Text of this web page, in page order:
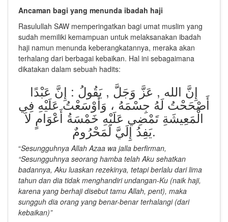
Ancaman bagi yang menunda ibadah haji
Rasulullah SAW memperingatkan bagi umat muslim yang
sudah memiliki kemampuan untuk melaksanakan ibadah
haji namun menunda keberangkatannya, meraka akan
terhalang dari berbagai kebaikan. Hal ini sebagaimana
dikatakan dalam sebuah hadits:
إِنَّ الله , عَزَّ وَجَلَّ , يَقُولُ : إِنَّ عَبْدًا
أَصْحَحْتُ لَهُ جِسْمَهُ ، وَأَوْسَعْتُ عَلَيْهِ فِي
الْمَعِيشَةِ تَمْضِي عَلَيْهِ خَمْسَةُ أَعْوَامٍ لاَ
يَفِدُ إِلَيَّ لَمَحْرُومٌ.
“Sesungguhnya Allah Azaa wa jalla berfirman,
“Sesungguhnya seorang hamba telah Aku sehatkan
badannya, Aku luaskan rezekinya, tetapi berlalu dari lima
tahun dan dia tidak menghandiri undangan-Ku (naik haji,
karena yang berhaji disebut tamu Allah, pent), maka
sungguh dia orang yang benar-benar terhalangi (dari
kebaikan)”